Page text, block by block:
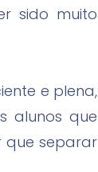
sido muito
e plena,
alunos que
que separar